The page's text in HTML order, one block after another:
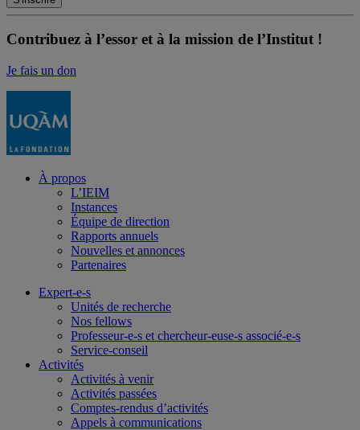
Contribuez à l’essor et à la mission de l’Institut !
Je fais un don
À propos
L’IEIM
Instances
Équipe de direction
Rapports annuels
Nouvelles et annonces
Partenaires
Expert-e-s
Unités de recherche
Nos fellows
Professeur-e-s et chercheur-euse-s associé-e-s
Service-conseil
Activités
Activités à venir
Activités passées
Comptes-rendus d’activités
Appels à communications